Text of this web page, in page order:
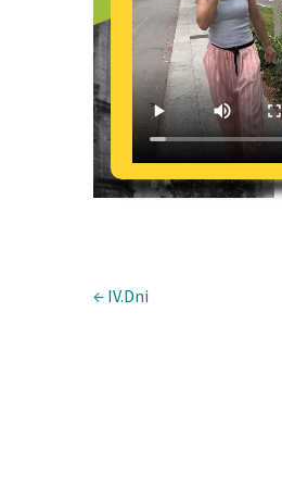
← IV.Dni